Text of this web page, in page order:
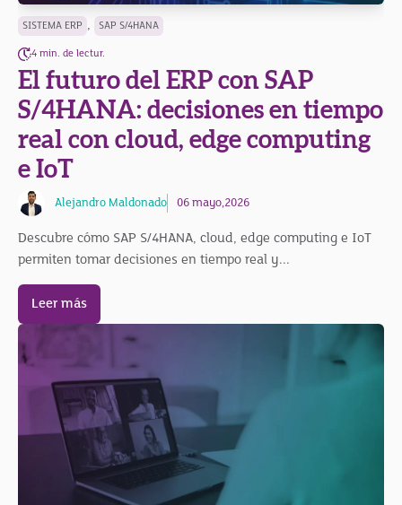
SISTEMA ERP , SAP S/4HANA
4 min. de lectur.
El futuro del ERP con SAP
S/4HANA: decisiones en tiempo
real con cloud, edge computing
e IoT
Alejandro Maldonado 06 mayo,2026
Descubre cómo SAP S/4HANA, cloud, edge computing e IoT
permiten tomar decisiones en tiempo real y...
Leer más